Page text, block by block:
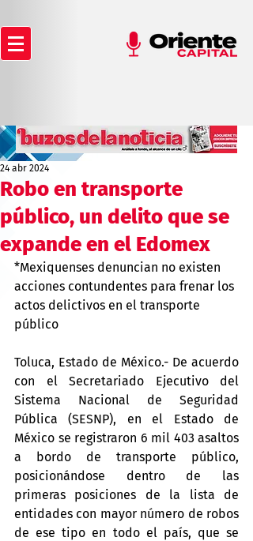
Robo en transporte
público, un delito que se
expande en el Edomex
24 abr 2024
*Mexiquenses denuncian no existen
acciones contundentes para frenar los
actos delictivos en el transporte
público
Toluca, Estado de México.- De acuerdo
con el Secretariado Ejecutivo del
Sistema Nacional de Seguridad
Pública (SESNP), en el Estado de
México se registraron 6 mil 403 asaltos
a bordo de transporte público,
posicionándose dentro de las
primeras posiciones de la lista de
entidades con mayor número de robos
de ese tipo en todo el país, que se